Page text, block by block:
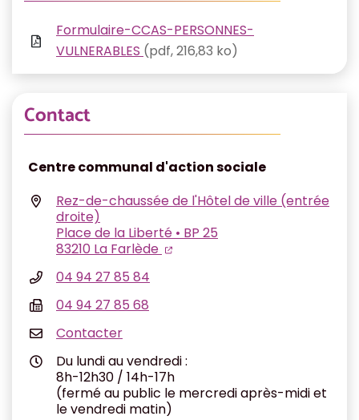
Formulaire-CCAS-PERSONNES-
VULNERABLES (pdf, 216,83 ko)
Contact
Centre communal d'action sociale
Rez-de-chaussée de l'Hôtel de ville (entrée
droite)
Place de la Liberté • BP 25
83210 La Farlède (ouverture dans un nouvel
(ouverture dans un nouvel
04 94 27 85 84
04 94 27 85 68
Contacter
Du lundi au vendredi :
8h-12h30 / 14h-17h
(fermé au public le mercredi après-midi et
le vendredi matin)